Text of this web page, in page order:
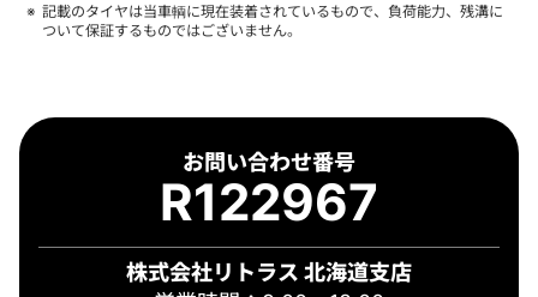
お問い合わせ番号
R122967
株式会社リトラス 北海道支店
記載のタイヤは当車輌に現在装着されているもので、負荷能力、残溝に
ついて保証するものではございません。